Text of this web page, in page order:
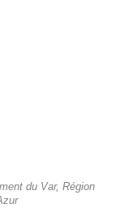
du Var, Région